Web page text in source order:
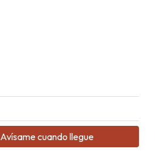
Avísame cuando llegue